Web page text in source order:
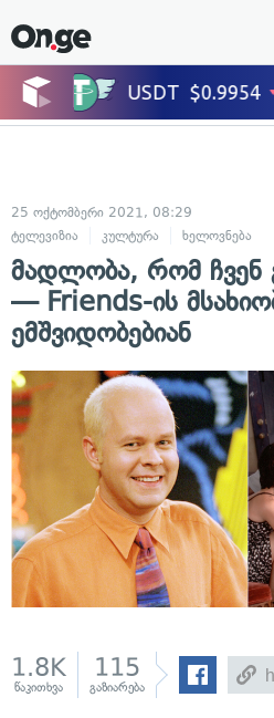
25 ოქტომბერი 2021, 08:29
ტელევიზია
კულტურა ხელოვნება
მადლობა, რომ ჩვენ
— Friends-ის
ემშვიდობებიან
1.8K
წაკითხვა
115
გაზიარება